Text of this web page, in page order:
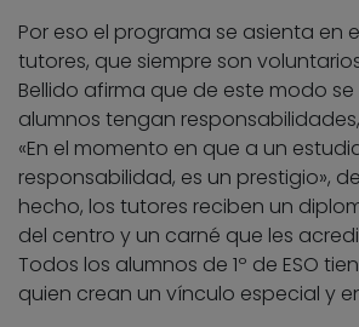
Por eso el programa se asienta en
tutores, que siempre son
Bellido afirma que de este modo
alumnos tengan
«En el momento en que a un
responsabilidad, es un prestigio»,
hecho, los tutores reciben un
del centro y un carné que les
Todos los alumnos de 1º de ESO
quien crean un vínculo especial y